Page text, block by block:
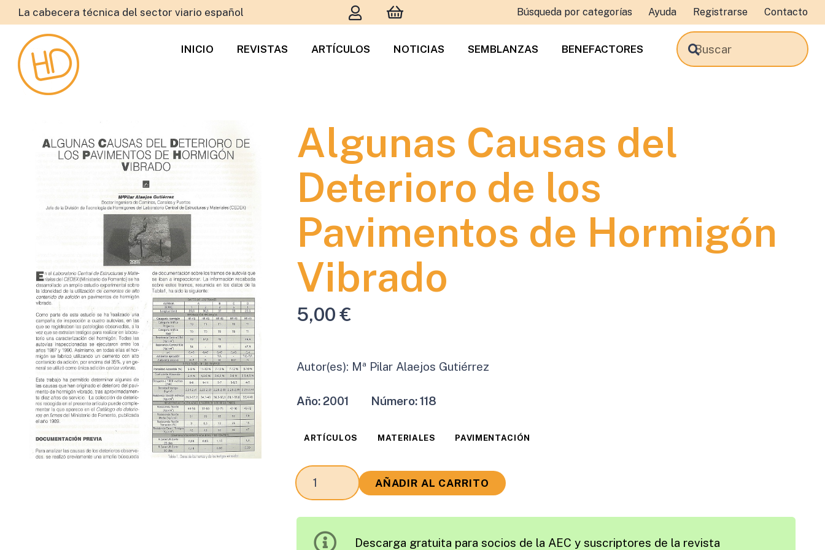
La cabecera técnica del sector viario español Búsqueda por categorías Ayuda Registrarse Contacto
INICIO REVISTAS ARTÍCULOS NOTICIAS SEMBLANZAS BENEFACTORES
Algunas Causas del
Deterioro de los
Pavimentos de Hormigón
Vibrado
5,00€
Autor(es): Mª Pilar Alaejos Gutiérrez
Año:2001 Número:118
ARTÍCULOS MATERIALES PAVIMENTACIÓN
Algunas
Causas
AÑADIR AL CARRITO
Descarga gratuita para socios de la AEC y suscriptores de la revista